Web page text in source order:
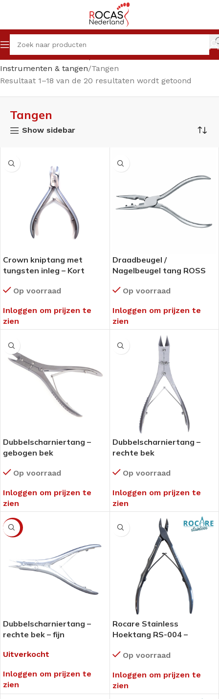
Home Winkel Pedicureproducten
Instrumenten & tangen Tangen
Resultaat 1–18 van de 20 resultaten wordt getoond
Tangen
Show sidebar
Crown kniptang met
tungsten inleg – Kort
Op voorraad
Inloggen om prijzen te
zien
Draadbeugel /
Nagelbeugel tang ROSS
Op voorraad
Inloggen om prijzen te
zien
Dubbelscharniertang –
gebogen bek
Op voorraad
Inloggen om prijzen te
zien
Dubbelscharniertang –
rechte bek
Op voorraad
Inloggen om prijzen te
zien
-41%
Dubbelscharniertang –
rechte bek – fijn
Uitverkocht
Inloggen om prijzen te
zien
Rocare Stainless
Hoektang RS-004 –
extra fijne punt
Op voorraad
Inloggen om prijzen te
zien